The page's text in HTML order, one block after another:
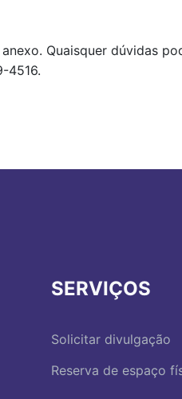
Quaisquer dúvidas
4516.
SERVIÇOS
Solicitar divulgação
Reserva de espaço